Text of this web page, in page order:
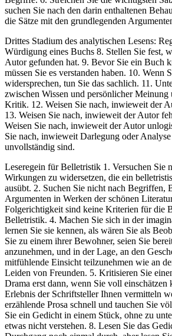
suchen Sie nach den darin enthaltenen
die Sätze mit den grundlegenden
Drittes Stadium des analytischen Lesens:
Würdigung eines Buchs 8. Stellen Sie fest,
Autor gefunden hat. 9. Bevor Sie ein Buch
müssen Sie es verstanden haben. 10. Wenn
widersprechen, tun Sie das sachlich. 11.
zwischen Wissen und persönlicher Meinung
Kritik. 12. Weisen Sie nach, inwieweit der
13. Weisen Sie nach, inwieweit der Autor
Weisen Sie nach, inwieweit der Autor
Sie nach, inwieweit Darlegung oder
unvollständig sind.
Leseregein für Belletristik 1. Versuchen Sie
Wirkungen zu widersetzen, die ein
ausübt. 2. Suchen Sie nicht nach Begriffen,
Argumenten in Werken der schönen
Folgerichtigkeit sind keine Kriterien für die
Belletristik. 4. Machen Sie sich in der
lernen Sie sie kennen, als wären Sie als
Sie zu einem ihrer Bewohner, seien Sie
anzunehmen, und in der Lage, an den
mitfühlende Einsicht teilzunehmen wie an
Leiden von Freunden. 5. Kritisieren Sie
Drama erst dann, wenn Sie voll einschätzen
Erlebnis der Schriftsteller Ihnen vermitteln
erzählende Prosa schnell und tauchen Sie
Sie ein Gedicht in einem Stück, ohne zu
etwas nicht verstehen. 8. Lesen Sie das